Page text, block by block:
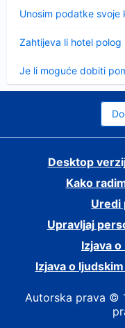
Unosim podatke
Zahtijeva li hotel polog
Je li moguće dobiti
Desktop
Kako
Uredi
Upravljaj
Izjava
Izjava o
Autorska prava ©